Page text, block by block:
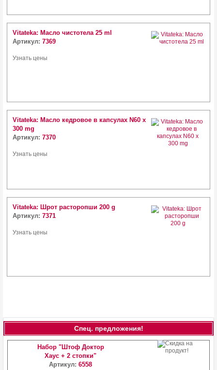
Vitateka: Масло чистотела 25 ml
Артикул: 7369
Узнать цены
Vitateka: Масло кедровое в капсулах N60 x
300 mg
Артикул: 7370
Узнать цены
Vitateka: Шрот расторопши 200 g
Артикул: 7371
Узнать цены
Спец. предложения!
Набор "Штоф Доктор
Хаус + 2 стопки"
Артикул: 6558